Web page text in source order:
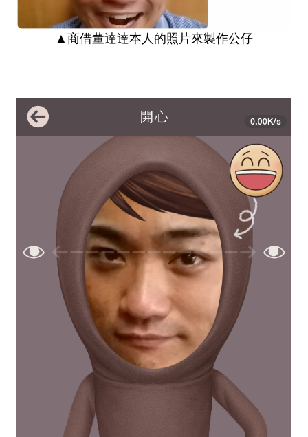
▲商借董達達本人的照片來製作公仔